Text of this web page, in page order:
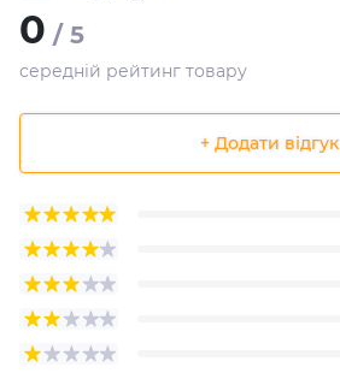
0 / 5
середній рейтинг товару
+ Додати відгук